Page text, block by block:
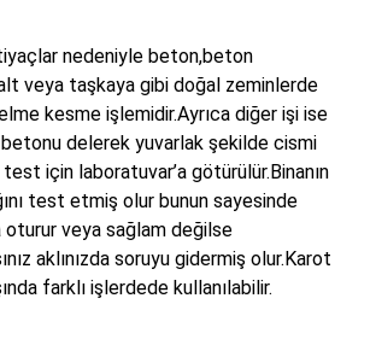
nedeniyle beton,beton
veya taşkaya gibi doğal zeminlerde
kesme işlemidir.Ayrıca diğer işi ise
betonu delerek yuvarlak şekilde cismi
test için laboratuvar’a götürülür.Binanın
test etmiş olur bunun sayesinde
oturur veya sağlam değilse
aklınızda soruyu gidermiş olur.Karot
farklı işlerdede kullanılabilir.